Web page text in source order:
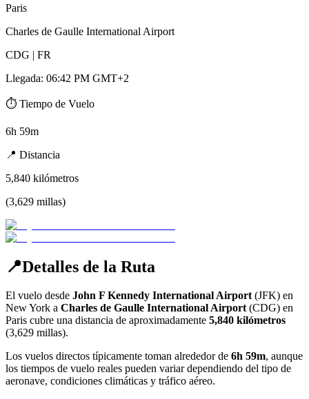
Paris
Charles de Gaulle International Airport
CDG | FR
Llegada: 06:42 PM GMT+2
⏱️ Tiempo de Vuelo
6h 59m
📍 Distancia
5,840 kilómetros
(3,629 millas)
📍Detalles de la Ruta
El vuelo desde John F Kennedy International Airport(JFK) en
New York a Charles de Gaulle International Airport(CDG) en
Paris cubre una distancia de aproximadamente 5,840 kilómetros
(3,629 millas).
Los vuelos directos típicamente toman alrededor de 6h 59m, aunque
los tiempos de vuelo reales pueden variar dependiendo del tipo de
aeronave, condiciones climáticas y tráfico aéreo.